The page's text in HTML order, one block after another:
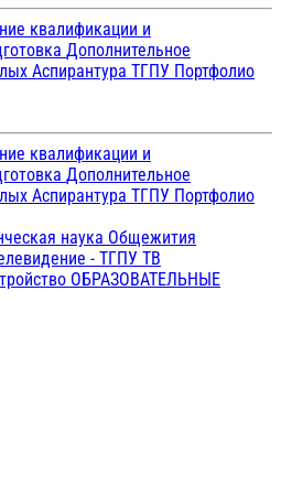
квалификации и
Дополнительное
Аспирантура ТГПУ Портфолио
квалификации и
Дополнительное
Аспирантура ТГПУ Портфолио
наука Общежития
- ТГПУ ТВ
ОБРАЗОВАТЕЛЬНЫЕ